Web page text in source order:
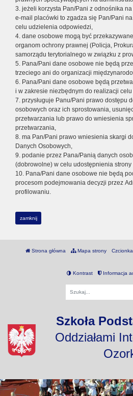
3. jeżeli korzysta Pan/Pani z odnośnika
e-mail placówki to zgadza się Pan/Pani
celu udzielenia odpowiedzi,
4. dane osobowe mogą być
organom ochrony prawnej (Policja,
samorządu terytorialnego w związku z
5. Pana/Pani dane osobowe nie będą
trzeciego ani do organizacji
6. Pana/Pani dane osobowe będą
i w zakresie niezbędnym do realizacji
7. przysługuje Panu/Pani prawo dostępu
osobowych oraz ich sprostowania,
przetwarzania lub prawo do wniesienia
przetwarzania,
8. ma Pan/Pani prawo wniesienia skargi
Danych Osobowych,
9. podanie przez Pana/Panią danych
(dobrowolne) w celu udostępnienia
10. Pana/Pani dane osobowe nie będą
procesom podejmowania decyzji przez
profilowaniu.
zamknij
Strona główna Mapa strony Czcionka
Kontrast Informacja
Szkoła
Oddziałami